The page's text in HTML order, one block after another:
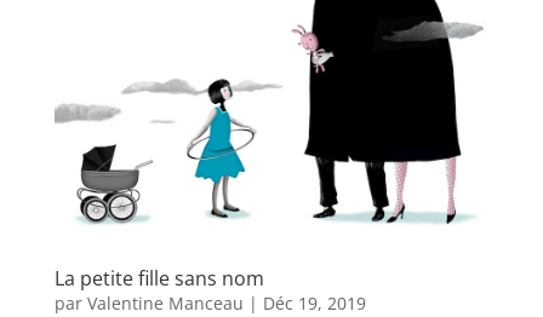
La petite fille sans nom
par Valentine Manceau | Déc 19, 2019